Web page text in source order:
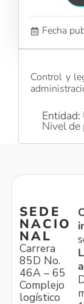
Fecha
Control y
Entidad:
Nivel de
SEDE
NACIO
NAL
Carrera
85D No.
46A – 65
Complejo
logístico